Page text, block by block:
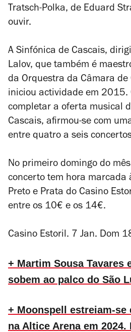
Tratsch-Polka, de Eduard
ouvir.
A Sinfónica de Cascais,
Lalov, que também é
da Orquestra da Câmara de
iniciou actividade em 2015.
completar a oferta musical
Cascais, afirmou-se com
entre quatro a seis
No primeiro domingo do
concerto tem hora marcada
Preto e Prata do Casino
entre os 10€ e os 14€.
Casino Estoril. 7 Jan. Dom
+ Martim Sousa Tavares
sobem ao palco do São
+ Moonspell estreiam-se
na Altice Arena em 2024.